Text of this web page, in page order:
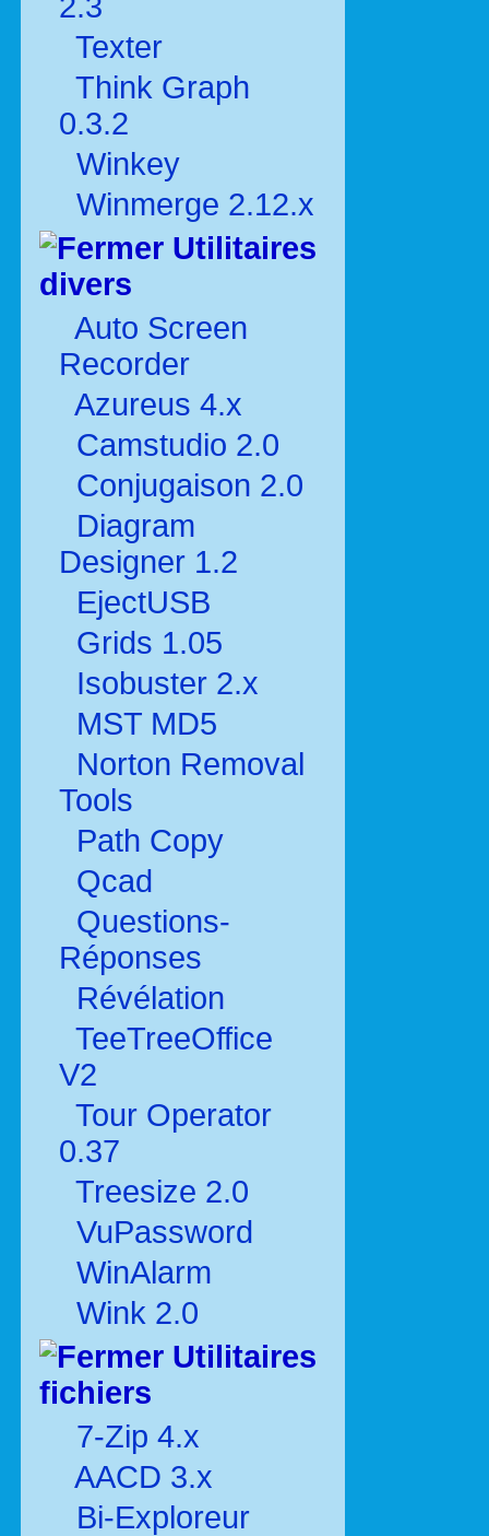
Texter
Think Graph
0.3.2
Winkey
Winmerge 2.12.x
Utilitaires
divers
Auto Screen
Recorder
Azureus 4.x
Camstudio 2.0
Conjugaison 2.0
Diagram
Designer 1.2
EjectUSB
Grids 1.05
Isobuster 2.x
MST MD5
Norton Removal
Tools
Path Copy
Qcad
Questions-
Réponses
Révélation
TeeTreeOffice
V2
Tour Operator
0.37
Treesize 2.0
VuPassword
WinAlarm
Wink 2.0
Utilitaires
fichiers
7-Zip 4.x
AACD 3.x
Bi-Exploreur